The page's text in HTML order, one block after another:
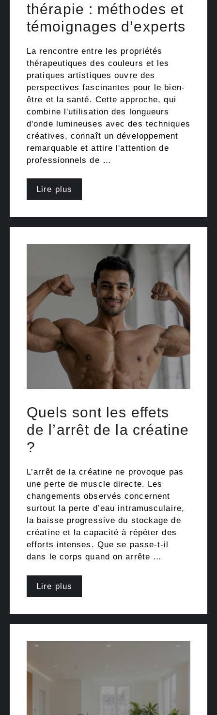
thérapie : méthodes et
témoignages d’experts
La rencontre entre les propriétés
thérapeutiques des couleurs et les
pratiques artistiques ouvre des
perspectives fascinantes pour le bien-
être et la santé. Cette approche, qui
combine l'utilisation des longueurs
d'onde lumineuses avec des techniques
créatives, connaît un développement
remarquable et attire l'attention de
professionnels de …
Lire plus
Quels sont les effets
de l’arrêt de la créatine
?
L’arrêt de la créatine ne provoque pas
une perte de muscle directe. Les
changements observés concernent
surtout la perte d’eau intramusculaire,
la baisse progressive du stockage de
créatine et la capacité à répéter des
efforts intenses. Que se passe-t-il
dans le corps quand on arrête …
Lire plus